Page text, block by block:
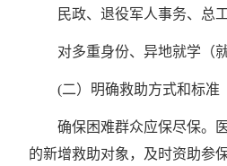
民政、退役军人事务、总
对多重身份、异地就学（
(二）明确救助方式和标准
确保困难群众应保尽保。
的新增救助对象，及时资助参